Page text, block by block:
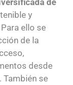
y
ello se
de la
desde
También se